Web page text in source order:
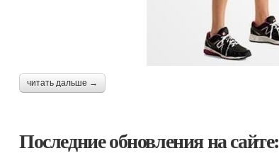
читать дальше →
Последние обновления на сайте: